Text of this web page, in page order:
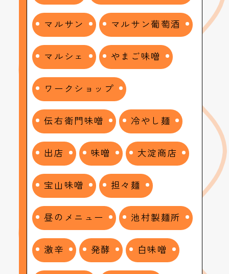
マルサン マルサン葡萄酒
マルシェ やまご味噌
ワークショップ
伝右衛門味噌 冷やし麺
出店 味噌 大淀商店
宝山味噌 担々麺
昼のメニュー 池村製麺所
激辛 発酵 白味噌